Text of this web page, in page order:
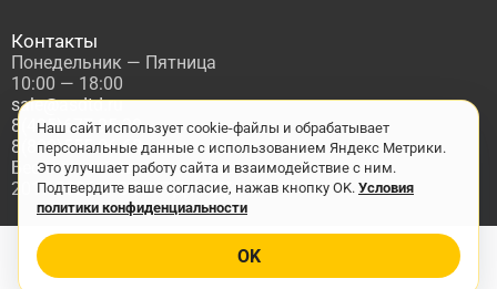
Контакты
Понедельник — Пятница
10:00 — 18:00
sale@asdtd.ru
8(495)677-95-20
8(800)555-06-68
Бесплатный звонок по России
2017-2026 г. ООО "ТД АСД"
Наш сайт использует cookie-файлы и обрабатывает
персональные данные с использованием Яндекс Метрики.
Это улучшает работу сайта и взаимодействие с ним.
Подтвердите ваше согласие, нажав кнопку OK. Условия
политики конфиденциальности
OK